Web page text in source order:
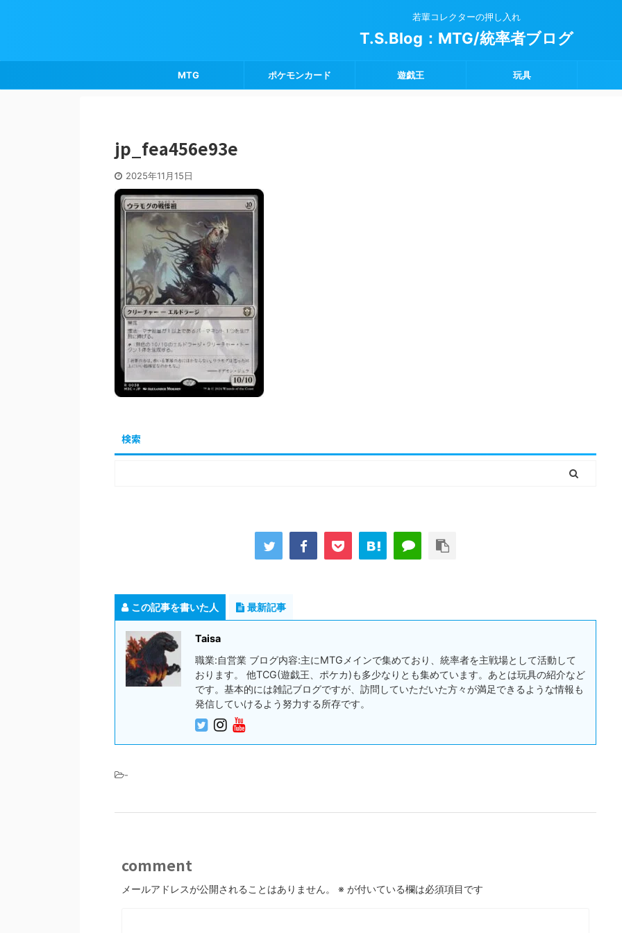
若輩コレクターの押し入れ
T.S.Blog：MTG/統率者ブログ
MTG ポケモンカード 遊戯王 玩具
jp_fea456e93e
2025年11月15日
検索
この記事を書いた人 最新記事
Taisa
職業:自営業 ブログ内容:主にMTGメインで集めており、統率者を主戦場として活動して
おります。 他TCG(遊戯王、ポケカ)も多少なりとも集めています。あとは玩具の紹介など
です。基本的には雑記ブログですが、訪問していただいた方々が満足できるような情報も
発信していけるよう努力する所存です。
-
comment
メールアドレスが公開されることはありません。 ※ が付いている欄は必須項目です